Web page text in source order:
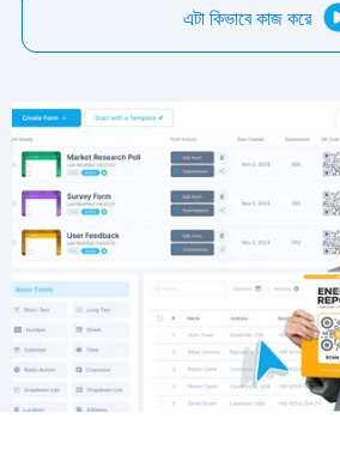
এটা কিভাবে কাজ করে